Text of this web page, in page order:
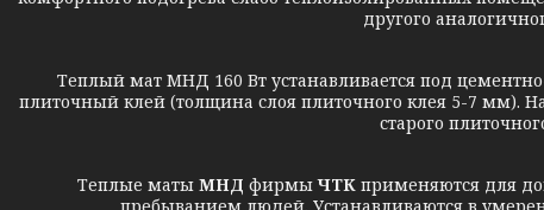
другого
Теплый мат МНД 160 Вт устанавливается под
плиточный клей (толщина слоя плиточного клея 5-7 мм).
старого
Теплые маты МНД фирмыЧТК применяются для
пребыванием людей. Устанавливаются в